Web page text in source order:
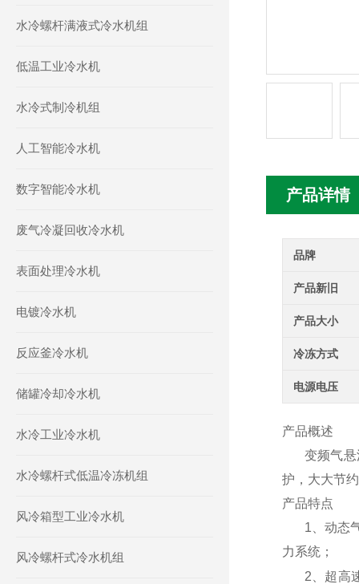
水冷螺杆满液式冷水机组
低温工业冷水机
水冷式制冷机组
人工智能冷水机
数字智能冷水机
废气冷凝回收冷水机
表面处理冷水机
电镀冷水机
反应釜冷水机
储罐冷却冷水机
水冷工业冷水机
水冷螺杆式低温冷冻机组
风冷箱型工业冷水机
风冷螺杆式冷水机组
产品详情
品牌
产品新旧
产品大小
冷冻方式
电源电压
产品概述
变频气
护，大大节
产品特点
1 、动
力系统；
2 、超高